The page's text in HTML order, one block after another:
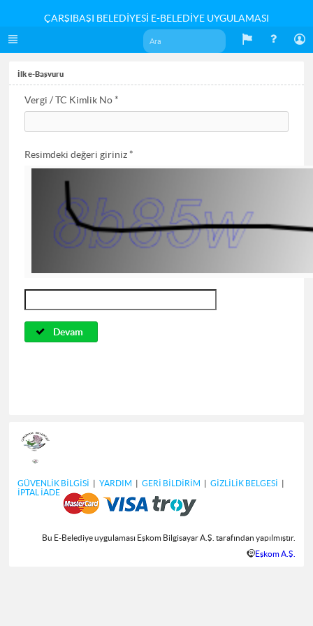
ÇARŞIBAŞI BELEDİYESİ E-BELEDİYE UYGULAMASI
İlk e-Başvuru
Vergi / TC Kimlik No *
Resimdeki değeri giriniz *
Devam
GÜVENLİK BİLGİSİ YARDIM GERİ BİLDİRİM GİZLİLİK BELGESİ
İPTAL İADE
Bu E-Belediye uygulaması Eşkom Bilgisayar A.Ş. tarafından yapılmıştır.
Eşkom A.Ş.